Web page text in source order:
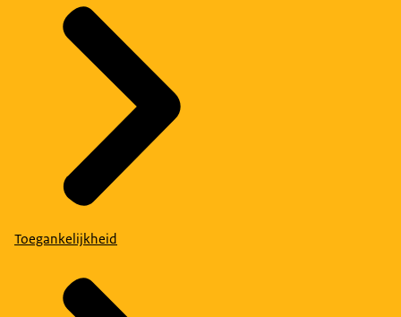
Toegankelijkheid